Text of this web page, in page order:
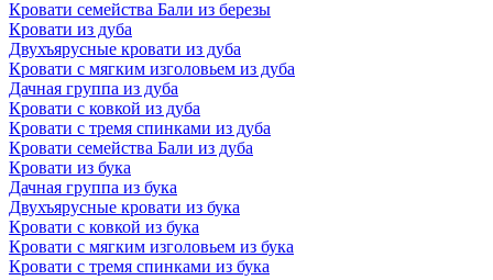
Кровати семейства Бали из березы
Кровати из дуба
Двухъярусные кровати из дуба
Кровати с мягким изголовьем из дуба
Дачная группа из дуба
Кровати с ковкой из дуба
Кровати с тремя спинками из дуба
Кровати семейства Бали из дуба
Кровати из бука
Дачная группа из бука
Двухъярусные кровати из бука
Кровати с ковкой из бука
Кровати с мягким изголовьем из бука
Кровати с тремя спинками из бука